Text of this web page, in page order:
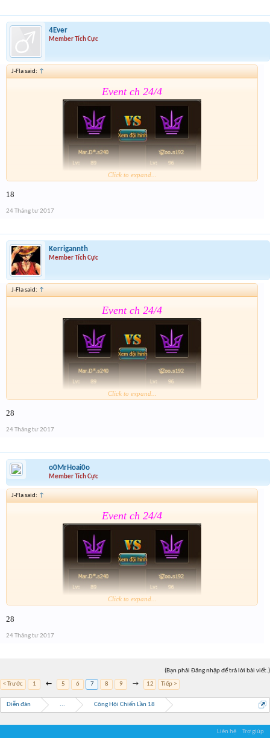
4Ever
Member Tích Cực
J-Fla said: ↑
Event ch 24/4
Click to expand...
18
24 Tháng tư 2017
Kerrigannth
Member Tích Cực
J-Fla said: ↑
Event ch 24/4
Click to expand...
28
24 Tháng tư 2017
o0MrHoai0o
Member Tích Cực
J-Fla said: ↑
Event ch 24/4
Click to expand...
28
24 Tháng tư 2017
(Bạn phải Đăng nhập để trả lời bài viết.)
< Trước
1 ← 5 6 7 8 9 → 12 Tiếp >
Diễn đàn ... Công Hội Chiến Lần 18
Liên hệ Trợ giúp